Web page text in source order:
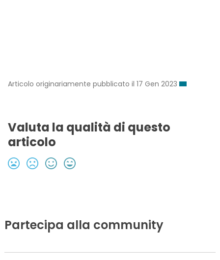
Articolo originariamente pubblicato il 17 Gen 2023
Valuta la qualità di questo
articolo
Partecipa alla community